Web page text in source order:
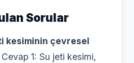
Sorular
kesiminin çevresel
Cevap 1: Su jeti kesimi,